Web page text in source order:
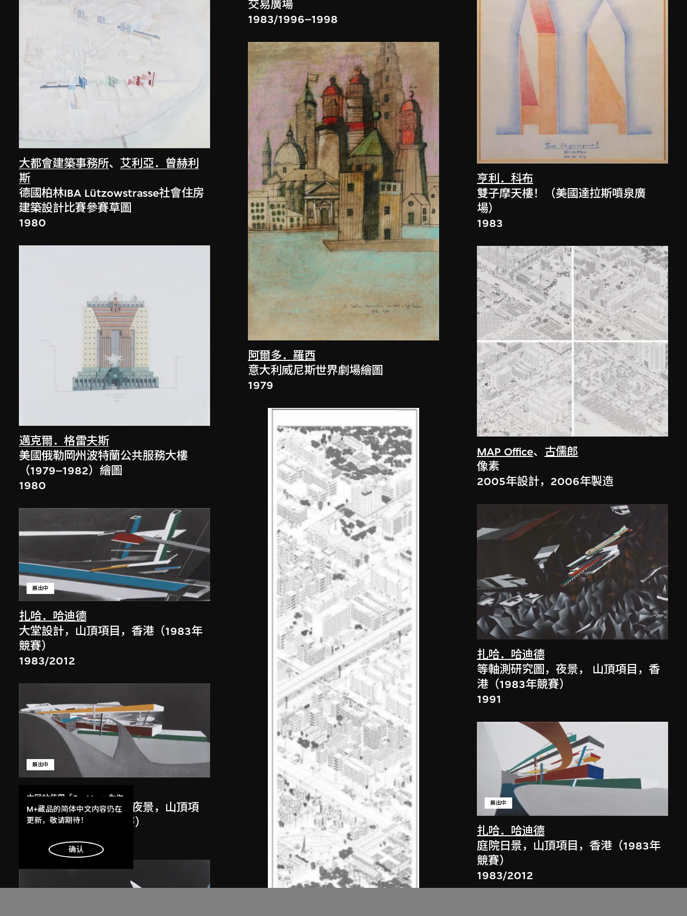
大都會建築事務所、艾利亞．曾赫利
斯
德國柏林IBA Lützowstrasse社會住房
建築設計比賽參賽草圖
1980
邁克爾．格雷夫斯
美國俄勒岡州波特蘭公共服務大樓
（1979–1982）繪圖
1980
扎哈．哈迪德
展出中
大堂設計，山頂項目，香港（1983年
競賽）
1983/2012
扎哈．哈迪德
展出中
斜坡入口／坡度入口，夜景，山頂項
目，香港（1983年競賽）
交易廣場
1983/1996–1998
阿爾多．羅西
意大利威尼斯世界劇場繪圖
1979
亨利．科布
雙子摩天樓！（美國達拉斯噴泉廣
場）
1983
MAP Office、 古儒郎
像素
2005年設計，2006年製造
扎哈．哈迪德
等軸測研究圖，夜景， 山頂項目，香
港（1983年競賽）
1991
扎哈．哈迪德
展出中
庭院日景，山頂項目，香港（1983年
競賽）
1983/2012
本网站使用「Cookies」为你
提供最好的网站体验。
了解更多
明白
M+藏品的简体中文内容仍在
更新，敬请期待！
确认